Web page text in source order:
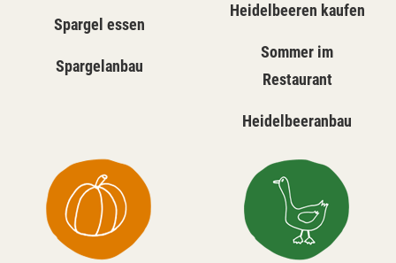
Spargel essen
Spargelanbau
Heidelbeeren kaufen
Sommer im
Restaurant
Heidelbeeranbau